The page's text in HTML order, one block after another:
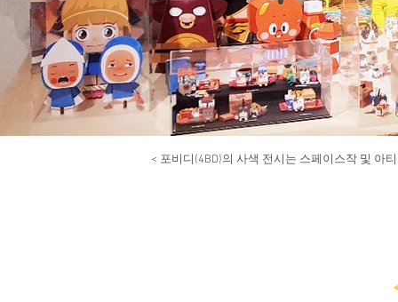
< 포비디(4BD)의 사색 전시는 스페이스작 및 아